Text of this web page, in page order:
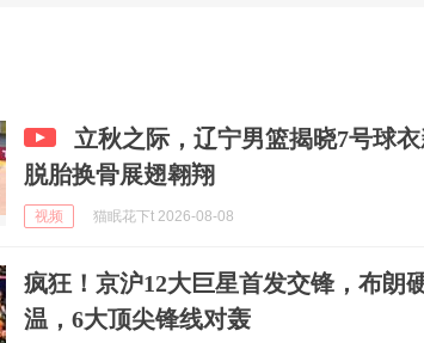
立秋之际，辽宁男篮揭晓7号球
脱胎换骨展翅翱翔
视频 猫眠花下t 2026-08-08
疯狂！京沪12大巨星首发交锋，布朗
温，6大顶尖锋线对轰